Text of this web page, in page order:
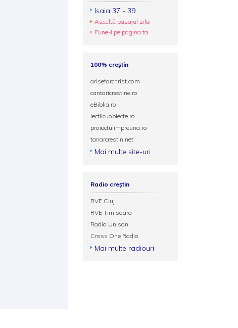
Isaia 37 - 39
Ascultă pasajul zilei
Pune-l pe pagina ta
100% creștin
ariseforchrist.com
cantaricrestine.ro
eBiblia.ro
lectiicuobiecte.ro
proiectulimpreuna.ro
tanarcrestin.net
Mai multe site-uri
Radio creștin
RVE Cluj
RVE Timisoara
Radio Unison
Cross One Radio
Mai multe radiouri